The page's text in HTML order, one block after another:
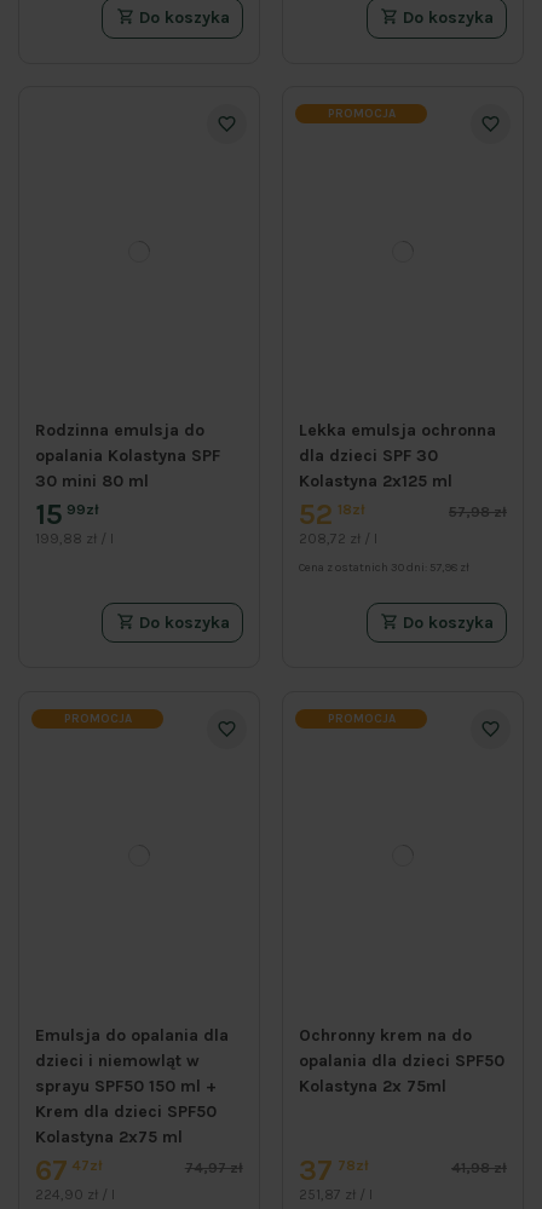
Do koszyka Do koszyka
Rodzinna emulsja do
opalania Kolastyna SPF
30 mini 80 ml
15 99zł
199,88 zł / l
Do koszyka
PROMOCJA
Lekka emulsja ochronna
dla dzieci SPF 30
Kolastyna 2x125 ml
52 18zł
57,98 zł
208,72 zł / l
Cena z ostatnich 30 dni: 57,98 zł
Do koszyka
PROMOCJA
Emulsja do opalania dla
dzieci i niemowląt w
sprayu SPF50 150 ml +
Krem dla dzieci SPF50
Kolastyna 2x75 ml
67 47zł
74,97 zł
224,90 zł / l
PROMOCJA
Ochronny krem na do
opalania dla dzieci SPF50
Kolastyna 2x 75ml
37 78zł
41,98 zł
251,87 zł / l